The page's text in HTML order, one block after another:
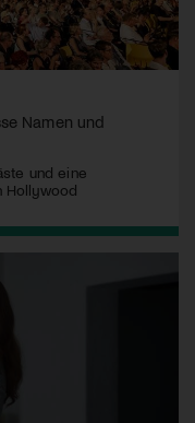
Namen und
und eine
Hollywood